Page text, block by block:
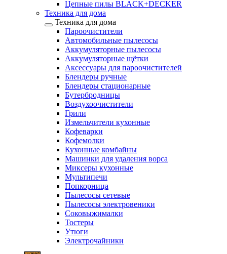
Цепные пилы BLACK+DECKER
Техника для дома
Техника для дома
Пароочистители
Автомобильные пылесосы
Аккумуляторные пылесосы
Аккумуляторные щётки
Аксессуары для пароочистителей
Блендеры ручные
Блендеры стационарные
Бутербродницы
Воздухоочистители
Грили
Измельчители кухонные
Кофеварки
Кофемолки
Кухонные комбайны
Машинки для удаления ворса
Миксеры кухонные
Мультипечи
Попкорница
Пылесосы сетевые
Пылесосы электровеники
Соковыжималки
Тостеры
Утюги
Электрочайники